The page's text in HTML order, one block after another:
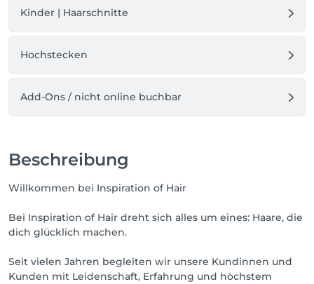
Kinder | Haarschnitte
Hochstecken
Add-Ons / nicht online buchbar
Beschreibung
Willkommen bei Inspiration of Hair
Bei Inspiration of Hair dreht sich alles um eines: Haare, die
dich glücklich machen.
Seit vielen Jahren begleiten wir unsere Kundinnen und
Kunden mit Leidenschaft, Erfahrung und höchstem